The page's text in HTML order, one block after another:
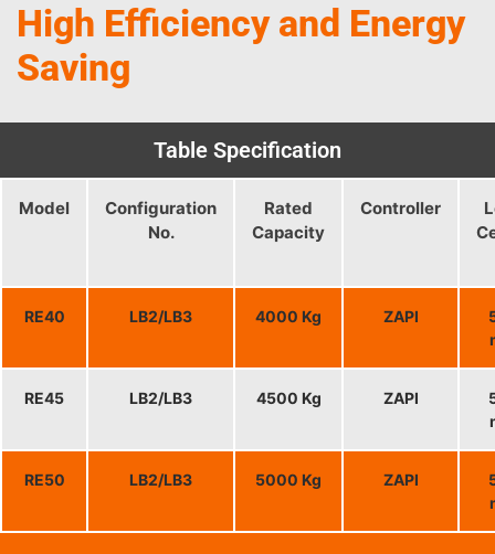
High Efficiency and Energy
Saving
Table Specification
Model
Configuration
No.
Rated
Capacity
Controller
RE40 LB2/LB3 4000 Kg ZAPI
RE45 LB2/LB3 4500 Kg ZAPI
RE50 LB2/LB3 5000 Kg ZAPI